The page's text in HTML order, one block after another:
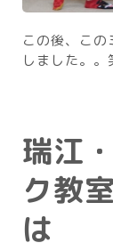
この後、こ
しました。。
瑞江
ク教
は